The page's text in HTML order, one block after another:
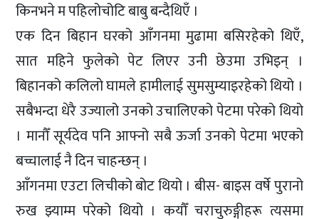
किनभने म पहिलोचोटि बाबु बन्दैथिएँ ।
एक दिन बिहान घरको आँगनमा मुढामा बसिरहेको थिएँ,
सात महिने फुलेको पेट लिएर उनी छेउमा उभिइन् ।
बिहानको कलिलो घामले हामीलाई सुमसुम्याइरहेको थियो ।
सबैभन्दा धेरै उज्यालो उनको उचालिएको पेटमा परेको थियो
। मानौँ सूर्यदेव पनि आफ्नो सबै ऊर्जा उनको पेटमा भएको
बच्चालाई नै दिन चाहन्छन् ।
आँगनमा एउटा लिचीको बोट थियो । बीस- बाइस वर्षे पुरानो
रुख झ्याम्म परेको थियो । कयौँ चराचुरुङ्गीहरू त्यसमा